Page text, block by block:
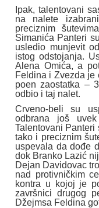
Ipak, talentovani
na nalete
preciznim
Simanića Panteri
usledio munjevit
istog odstojanja.
Alena Omića, a
Feldina i Zvezda je
poen zaostatka –
odbio i taj nalet.
Crveno-beli su
odbrana još
Talentovani Panteri
tako i preciznim
uspevala da dođe
dok Branko Lazić
Dejan Davidovac
nad protivničkim
kontra u kojoj je
završnici drugog
Džejmsa Feldina